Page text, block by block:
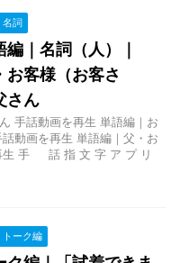
名詞
｜名詞（人）｜
お客様（お客さ
さん
手話動画を再生 単語編｜お
動画を再生 単語編｜父・お
生 手 話 指 文 字 ア プ リ
トーク編